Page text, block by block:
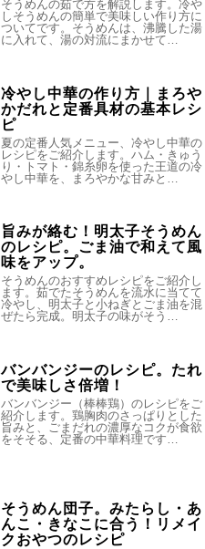
そうめんの茹で方を解説します。冷や
しそうめんの簡単で美味しい作り方に
ついてです。そうめんは、沸騰した湯
に入れて、湯の対流にまかせて…
冷やし中華の作り方｜まろや
かだれと定番具材の基本レシ
ピ
夏の定番人気メニュー、冷やし中華の
レシピをご紹介します。ハム・きゅう
り・トマト・錦糸卵を使った王道の冷
やし中華を、まろやかな甘みと…
旨みが絡む！明太子そうめん
のレシピ。ごま油で和えて風
味をアップ。
そうめんのおすすめレシピをご紹介し
ます。茹でたそうめんを流水に当てて
冷やし、明太子と小ねぎとごま油を混
ぜたら完成。明太子の味がそう…
バンバンジーのレシピ。たれ
で美味しさ倍増！
バンバンジー（棒棒鶏）のレシピをご
紹介します。鶏胸肉のさっぱりとした
旨みと、ごまだれの濃厚なコクが食欲
をそそる、定番の中華料理です…
そうめん団子。みたらし・あ
んこ・きなこに合う！リメイ
クおやつのレシピ